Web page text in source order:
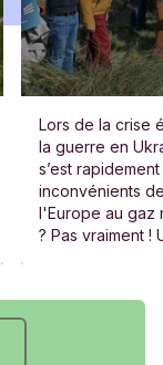
Lors de la crise
la guerre en
s’est
inconvénients
l'Europe au gaz
? Pas vraiment !
d’électricité.